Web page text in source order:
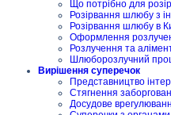
Що потрібно для
Розірвання шлюбу з
Розірвання шлюбу в
Оформлення
Розлучення та
Шлюборозлучний
Вирішення суперечок
Представництво
Стягнення
Досудове